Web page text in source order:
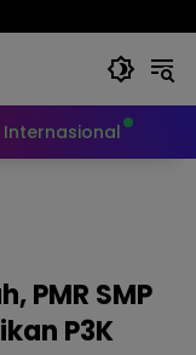
Internasional
PMR SMP
P3K